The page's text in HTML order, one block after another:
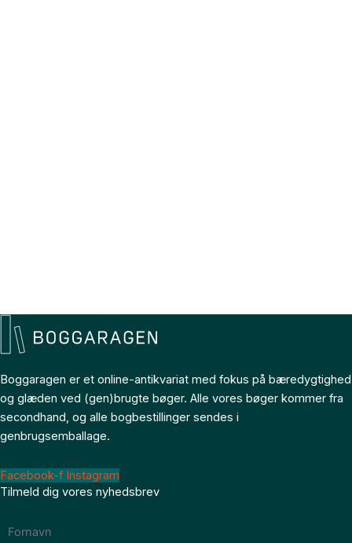
Boggaragen er et online-antikvariat med fokus på bæredygtighed
og glæden ved (gen)brugte bøger. Alle vores bøger kommer fra
secondhand, og alle bogbestillinger sendes i
genbrugsemballage.
Facebook-f Instagram
Tilmeld dig vores nyhedsbrev